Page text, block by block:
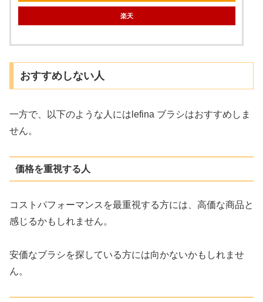
楽天
おすすめしない人
一方で、以下のような人にはlefina ブラシはおすすめしま
せん。
価格を重視する人
コストパフォーマンスを最重視する方には、高価な商品と
感じるかもしれません。
安価なブラシを探している方には向かないかもしれませ
ん。